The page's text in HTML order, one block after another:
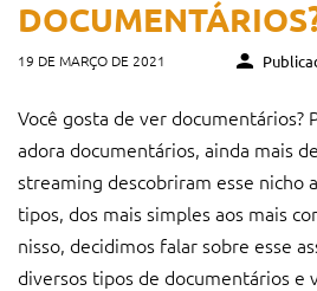
19 DE MARÇO DE 2021
Você gosta de ver
adora documentários, ainda mais
streaming descobriram esse nicho
tipos, dos mais simples aos mais
nisso, decidimos falar sobre esse
diversos tipos de documentários e